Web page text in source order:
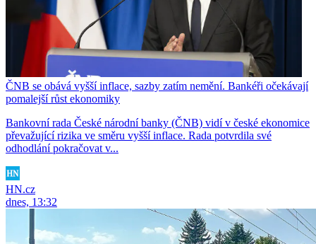
ČNB se obává vyšší inflace, sazby zatím nemění. Bankéři očekávají
pomalejší růst ekonomiky
Bankovní rada České národní banky (ČNB) vidí v české ekonomice
převažující rizika ve směru vyšší inflace. Rada potvrdila své
odhodlání pokračovat v...
HN.cz
dnes, 13:32